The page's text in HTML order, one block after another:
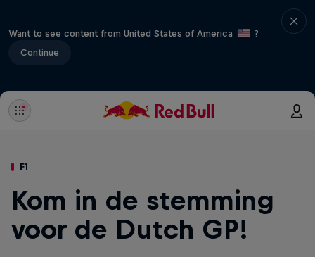
Want to see content from United States of America
?
Continue
F1
Kom in de stemming
voor de Dutch GP!